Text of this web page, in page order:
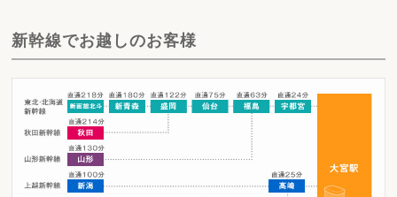
新幹線でお越しのお客様